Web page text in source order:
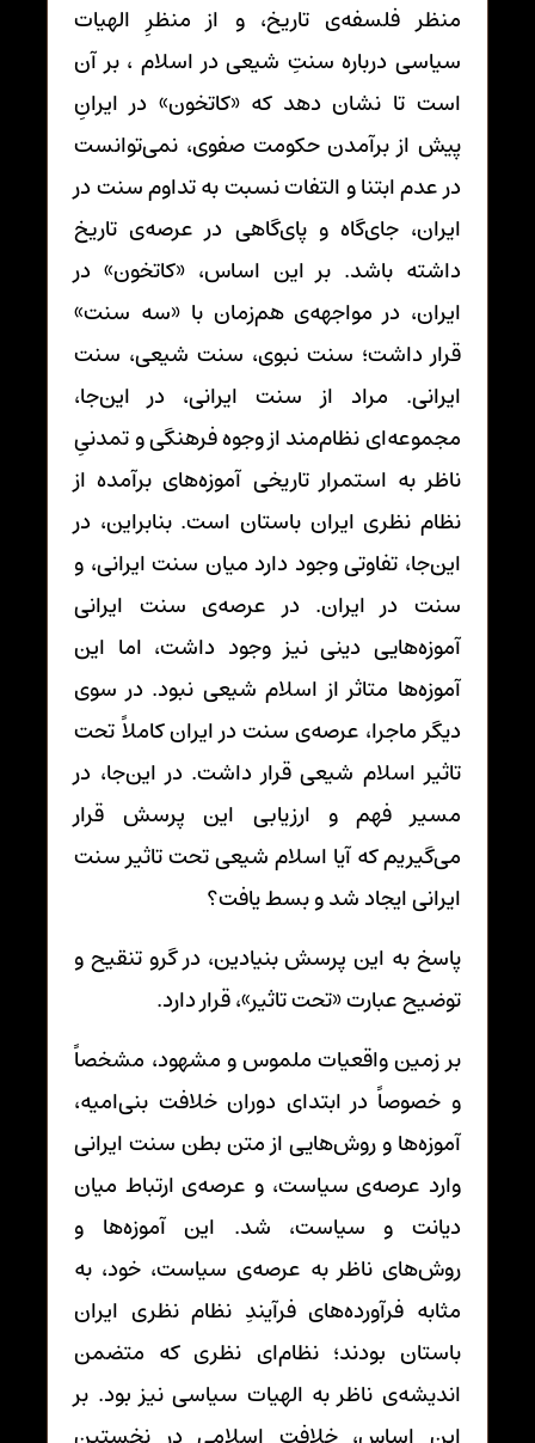
منظر فلسفه‌ی تاریخ، و از منظرِ الهیات
سیاسی درباره سنتِ شیعی در اسلام ، بر آن
است تا نشان دهد که «کاتخون» در ایرانِ
پیش از برآمدن حکومت صفوی، نمی‌توانست
در عدم ابتنا و التفات نسبت به تداوم سنت در
ایران، جای‌گاه و پای‌گاهی در عرصه‌ی تاریخ
داشته باشد. بر این اساس، «کاتخون» در
ایران، در مواجهه‌ی هم‌زمان با «سه سنت»
قرار داشت؛ سنت نبوی، سنت شیعی، سنت
ایرانی. مراد از سنت ایرانی، در این‌جا،
مجموعه‌ای نظام‌مند از وجوه فرهنگی و تمدنیِ
ناظر به استمرار تاریخی آموزه‌های برآمده از
نظام نظری ایران باستان است. بنابراین، در
این‌جا، تفاوتی وجود دارد میان سنت ایرانی، و
سنت در ایران. در عرصه‌ی سنت ایرانی
آموزه‌هایی دینی نیز وجود داشت، اما این
آموزه‌ها متاثر از اسلام شیعی نبود. در سوی
دیگر ماجرا، عرصه‌ی سنت در ایران کاملاً تحت
تاثیر اسلام شیعی قرار داشت. در این‌جا، در
مسیر فهم و ارزیابی این پرسش قرار
می‌گیریم که آیا اسلام شیعی تحت تاثیر سنت
ایرانی ایجاد شد و بسط یافت؟
پاسخ به این پرسش بنیادین، در گرو تنقیح و
توضیح عبارت «تحت تاثیر»، قرار دارد.
بر زمین واقعیات ملموس و مشهود، مشخصاً
و خصوصاً در ابتدای دوران خلافت بنی‌امیه،
آموزه‌ها و روش‌هایی از متن بطن سنت ایرانی
وارد عرصه‌ی سیاست، و عرصه‌ی ارتباط میان
دیانت و سیاست، شد. این آموزه‌ها و
روش‌های ناظر به عرصه‌ی سیاست، خود، به
مثابه فرآورده‌های فرآیندِ نظام نظری ایران
باستان بودند؛ نظام‌ای نظری که متضمن
اندیشه‌ی ناظر به الهیات سیاسی نیز بود. بر